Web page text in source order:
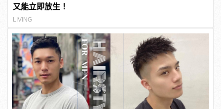
又能立即放生！
LIVING